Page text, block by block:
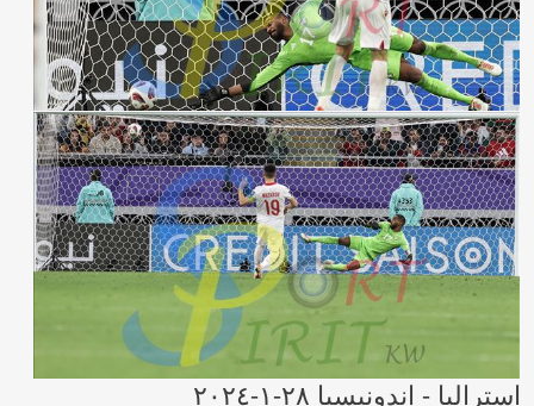
استراليا - إندونيسيا ٢٨-١-٢٠٢٤